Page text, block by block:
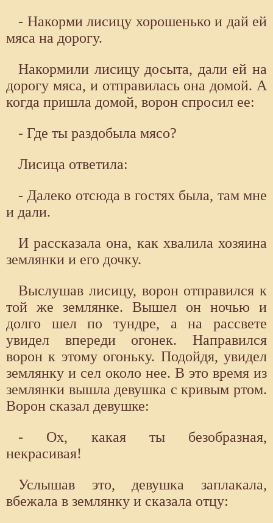
- Накорми лисицу хорошенько и дай ей
мяса на дорогу.
Накормили лисицу досыта, дали ей на
дорогу мяса, и отправилась она домой. А
когда пришла домой, ворон спросил ее:
- Где ты раздобыла мясо?
Лисица ответила:
- Далеко отсюда в гостях была, там мне
и дали.
И рассказала она, как хвалила хозяина
землянки и его дочку.
Выслушав лисицу, ворон отправился к
той же землянке. Вышел он ночью и
долго шел по тундре, а на рассвете
увидел впереди огонек. Направился
ворон к этому огоньку. Подойдя, увидел
землянку и сел около нее. В это время из
землянки вышла девушка с кривым ртом.
Ворон сказал девушке:
- Ох, какая ты безобразная,
некрасивая!
Услышав это, девушка заплакала,
вбежала в землянку и сказала отцу: